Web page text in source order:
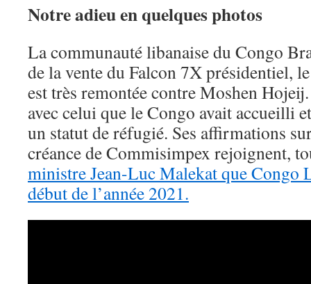
Notre adieu en quelques photos
La communauté libanaise du Congo
de la vente du Falcon 7X présidentiel,
est très remontée contre Moshen
avec celui que le Congo avait accueilli
un statut de réfugié. Ses affirmations
créance de Commisimpex rejoignent,
ministre Jean-Luc Malekat que Congo
début de l’année 2021.